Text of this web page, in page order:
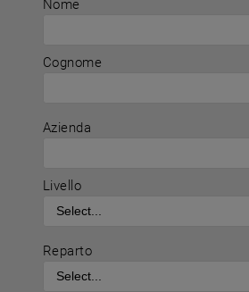
Nome
Cognome
Azienda
Livello
Reparto